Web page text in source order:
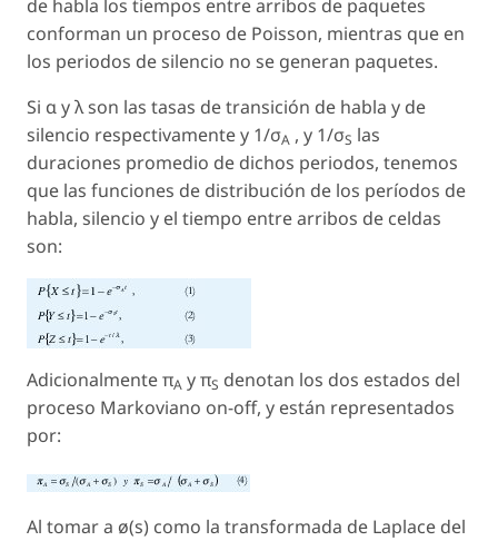
de habla los tiempos entre arribos de paquetes
conforman un proceso de Poisson, mientras que en
los periodos de silencio no se generan paquetes.
Si α y λ son las tasas de transición de habla y de
silencio respectivamente y 1/σA , y 1/σS las
duraciones promedio de dichos periodos, tenemos
que las funciones de distribución de los períodos de
habla, silencio y el tiempo entre arribos de celdas
son:
Adicionalmente πA y πS denotan los dos estados del
proceso Markoviano on-off, y están representados
por:
Al tomar a ø(s) como la transformada de Laplace del